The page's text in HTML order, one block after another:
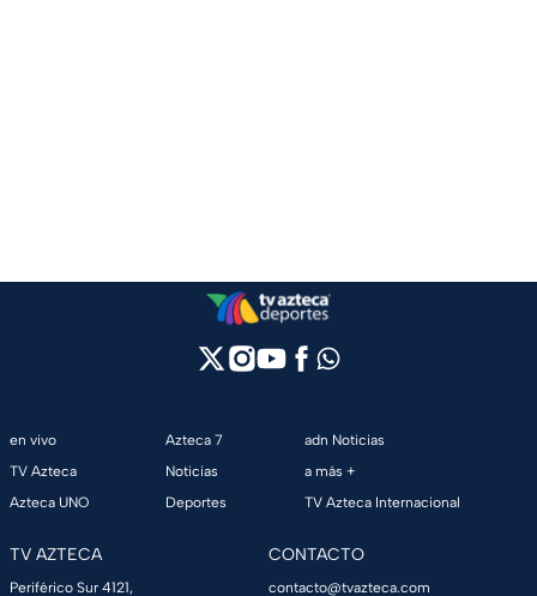
en vivo
TV Azteca
Azteca UNO
Azteca 7
Noticias
Deportes
adn Noticias
a más +
TV Azteca Internacional
TV AZTECA
Periférico Sur 4121,
CONTACTO
contacto@tvazteca.com